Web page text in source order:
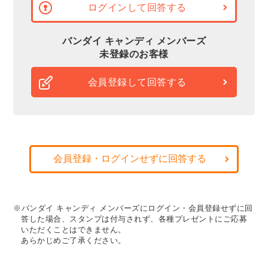
ログインして回答する
バンダイ キャンディ メンバーズ
未登録のお客様
会員登録して回答する
会員登録・ログインせずに回答する
※バンダイ キャンディ メンバーズにログイン・会員登録せずに回
答した場合、スタンプは付与されず、各種プレゼントにご応募
いただくことはできません。
あらかじめご了承ください。